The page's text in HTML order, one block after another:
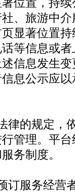
、旅游中
显著位置
等信息或
信息发生
息公示应
律的规定，
管理。平
务制度。
订服务经营